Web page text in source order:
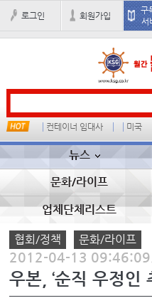
로그인 회원가입
구
서
컨테이너 임대사 미국
뉴스
문화/라이프
업체단체리스트
협회/정책 문화/라이프
2012-04-13
우본, ‘순직 우정인